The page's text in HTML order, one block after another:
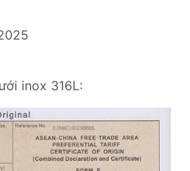
inox 316L: